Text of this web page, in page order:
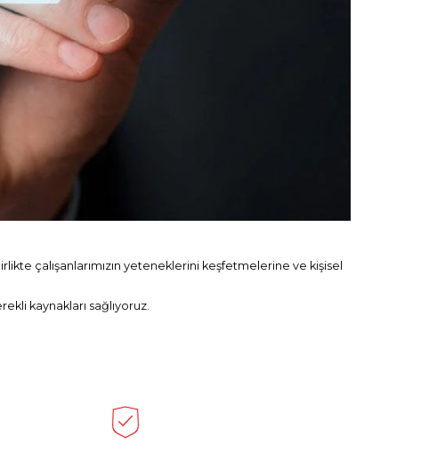
çalışanlarımızın yeteneklerini keşfetmelerine ve kişisel
kaynakları sağlıyoruz.